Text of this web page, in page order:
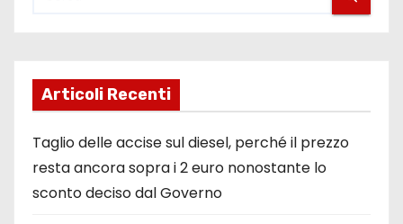
Articoli Recenti
Taglio delle accise sul diesel, perché il prezzo
resta ancora sopra i 2 euro nonostante lo
sconto deciso dal Governo